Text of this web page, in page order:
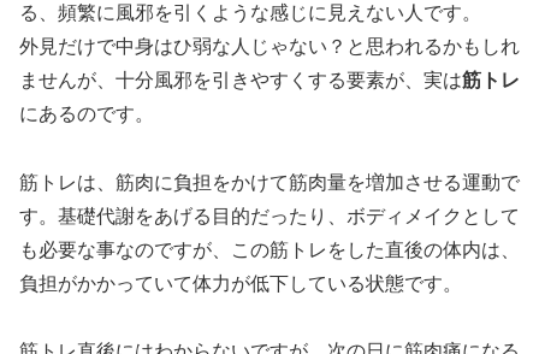
る、頻繁に風邪を引くような感じに見えない人です。
外見だけで中身はひ弱な人じゃない？と思われるかもしれ
ませんが、十分風邪を引きやすくする要素が、実は筋トレ
にあるのです。
筋トレは、筋肉に負担をかけて筋肉量を増加させる運動で
す。基礎代謝をあげる目的だったり、ボディメイクとして
も必要な事なのですが、この筋トレをした直後の体内は、
負担がかかっていて体力が低下している状態です。